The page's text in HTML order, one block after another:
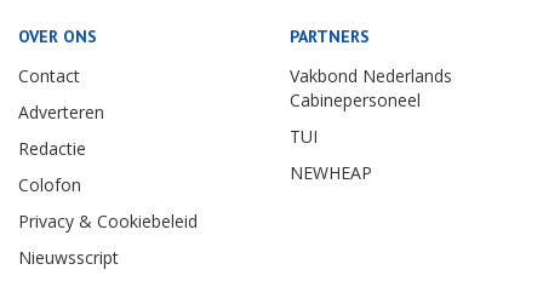
OVER ONS
Contact
Adverteren
Redactie
Colofon
Privacy & Cookiebeleid
Nieuwsscript
PARTNERS
Vakbond Nederlands
Cabinepersoneel
TUI
NEWHEAP